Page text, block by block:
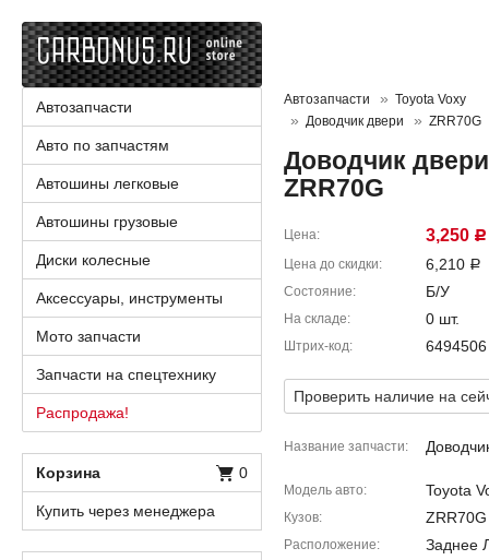
Автозапчасти
Toyota Voxy
Доводчик двери
ZRR70G
Доводчик
ZRR70G
Цена 3,250 Р
Цена до скидки 6,210 Р
Состояние Б/У
На складе 0 шт.
Штрих-код 6494506
Проверить наличие на
Название запчасти
Модель авто Toyota
Кузов ZRR70G
Расположение Заднее
Автозапчасти
Авто по запчастям
Автошины легковые
Автошины грузовые
Диски колесные
Аксессуары, инструменты
Мото запчасти
Запчасти на спецтехнику
Распродажа!
Корзина 0
Купить через менеджера